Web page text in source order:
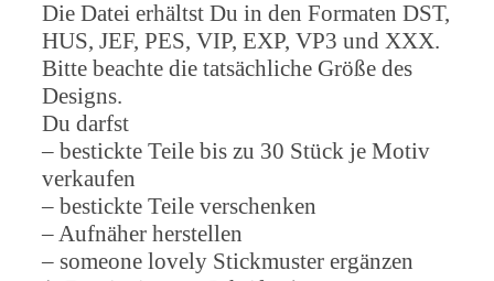
Die Datei erhältst Du in den Formaten DST,
HUS, JEF, PES, VIP, EXP, VP3 und XXX.
Bitte beachte die tatsächliche Größe des
Designs.
Du darfst
– bestickte Teile bis zu 30 Stück je Motiv
verkaufen
– bestickte Teile verschenken
– Aufnäher herstellen
– someone lovely Stickmuster ergänzen